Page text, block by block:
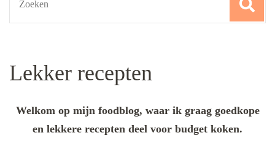
Lekker recepten
Welkom op mijn foodblog, waar ik graag goedkope
en lekkere recepten deel voor budget koken.